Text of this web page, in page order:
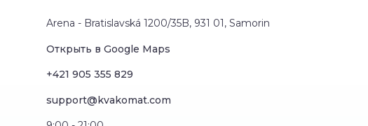
Arena - Bratislavská 1200/35B, 931 01, Samorin
Открыть в Google Maps
+421 905 355 829
support@kvakomat.com